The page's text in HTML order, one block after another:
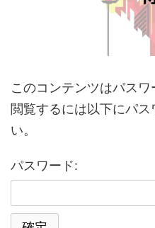
このコンテンツはパスワ
閲覧するには以下にパ
い。
パスワード: